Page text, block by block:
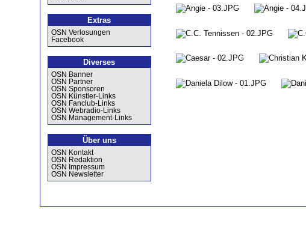
Extras
OSN Verlosungen
Facebook
Diverses
OSN Banner
OSN Partner
OSN Sponsoren
OSN Künstler-Links
OSN Fanclub-Links
OSN Webradio-Links
OSN Management-Links
Über uns
OSN Kontakt
OSN Redaktion
OSN Impressum
OSN Newsletter